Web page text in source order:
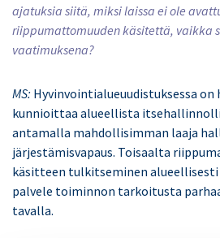
ajatuksia siitä, miksi laissa ei ole
riippumattomuuden käsitettä, vaikka
vaatimuksena?
MS: Hyvinvointialueuudistuksessa
kunnioittaa alueellista
antamalla mahdollisimman laaja
järjestämisvapaus. Toisaalta
käsitteen tulkitseminen
palvele toiminnon tarkoitusta
tavalla.